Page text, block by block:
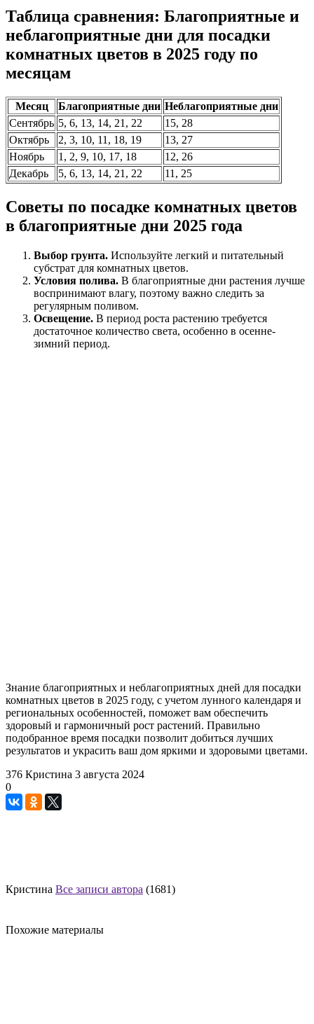
Таблица сравнения: Благоприятные и
неблагоприятные дни для посадки
комнатных цветов в 2025 году по
месяцам
Месяц Благоприятные дни Неблагоприятные дни
Сентябрь 5, 6, 13, 14, 21, 22
15, 28
Октябрь
2, 3, 10, 11, 18, 19
13, 27
Ноябрь
1, 2, 9, 10, 17, 18
12, 26
Декабрь
5, 6, 13, 14, 21, 22 11, 25
Советы по посадке комнатных цветов
в благоприятные дни 2025 года
Выбор грунта. Используйте легкий и питательный
субстрат для комнатных цветов.
Условия полива. В благоприятные дни растения лучше
воспринимают влагу, поэтому важно следить за
регулярным поливом.
Освещение. В период роста растению требуется
достаточное количество света, особенно в осенне-
зимний период.
Знание благоприятных и неблагоприятных дней для посадки
комнатных цветов в 2025 году, с учетом лунного календаря и
региональных особенностей, поможет вам обеспечить
здоровый и гармоничный рост растений. Правильно
подобранное время посадки позволит добиться лучших
результатов и украсить ваш дом яркими и здоровыми цветами.
376 Кристина 3 августа 2024
0
Кристина Все записи автора (1681)
Похожие материалы